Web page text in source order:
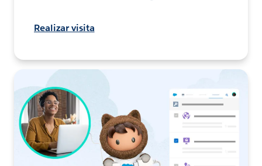
Realizar visita